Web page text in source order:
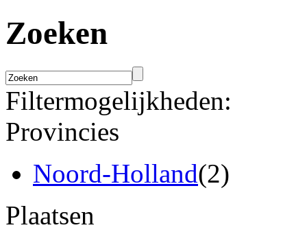
Zoeken
Filtermogelijkheden:
Provincies
Noord-Holland(2)
Plaatsen